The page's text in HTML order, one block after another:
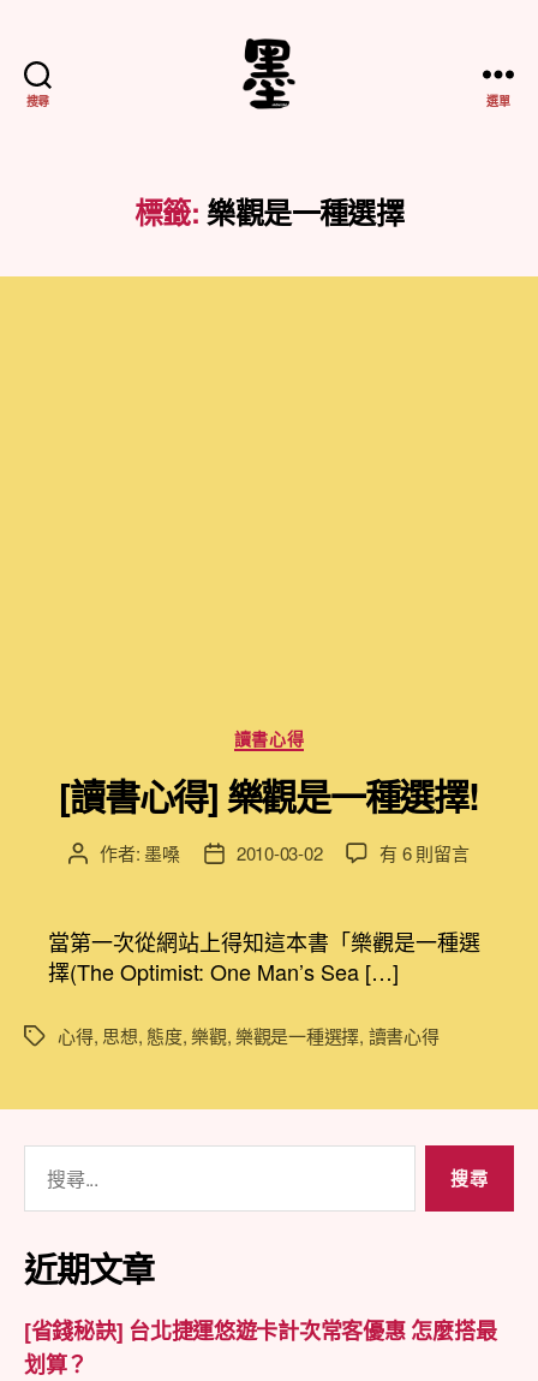
搜尋
業
紀
選單
標籤: 樂觀是一種選擇
分
類
讀書心得
[讀書心得] 樂觀是一種選擇!
文
者
作者: 墨嗓
文
佈
日
期
2010-03-02
在
心
得]
樂
是
選
擇!〉
有 6 則留言
當第一次從網站上得知這本書「樂觀是一種選
擇(The Optimist: One Man’s Sea […]
標
心得, 思想, 態度,樂觀,樂觀是一種選擇, 讀書心得
關
鍵
字:
近期文章
[省錢秘訣] 台北捷運悠遊卡計次常客優惠 怎麼搭最
划算？